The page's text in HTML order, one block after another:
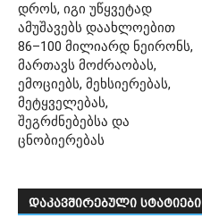
დროს, იგი უწყვეტად
ამუშავებს დაახლოებით
86–100 მილიარდ ნეირონს,
მართავს მოძრაობას,
ემოციებს, მეხსიერებას,
მეტყველებას,
შეგრძნებებსა და
ცნობიერებას
დაკავშირებული სტატიები